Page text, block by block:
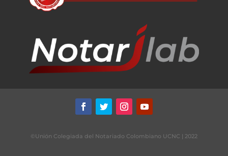
©Unión Colegiada del Notariado Colombiano UCNC | 2022